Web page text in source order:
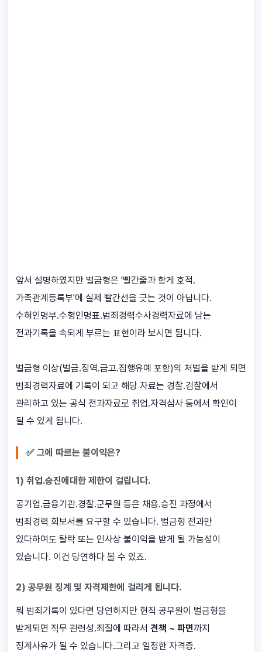
앞서 설명하였지만 벌금형은 '빨간줄과 함게 호적.
가족관계등록부'에 실제 빨간선을 긋는 것이 아닙니다.
수혀인명부.수형인명표.범죄경력수사경력자료에 남는
전과기록을 속되게 부르는 표현이라 보시면 됩니다.
벌금형 이상(벌금.징역.금고.집행유예 포함)의 처벌을 받게 되면
범죄경력자료에 기록이 되고 해당 자료는 경찰.검찰에서
관리하고 있는 공식 전과자료로 취업.자격심사 등에서 확인이
될 수 있게 됩니다.
✅ 그에 따르는 불이익은?
1) 취업.승진에대한 제한이 걸립니다.
공기업.금융기관.경찰.군무원 등은 채용.승진 과정에서
범죄경력 회보서를 요구할 수 있습니다. 벌금형 전과만
있다하여도 탈락 또는 인사상 불이익을 받게 될 가능성이
있습니다. 이건 당연하다 볼 수 있죠.
2) 공무원 징계 및 자격제한에 걸리게 됩니다.
뭐 범죄기록이 있다면 당연하지만 현직 공무원이 벌금형을
받게되면 직무 관련성.죄질에 따라서 견책 ~ 파면까지
징계사유가 될 수 있습니다.그리고 일정한 자격증.